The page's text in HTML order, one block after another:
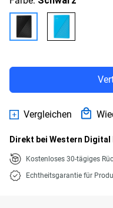
Vergleichen
Direkt bei Western Digital
Kostenloses 30-tägiges
Echtheitsgarantie für